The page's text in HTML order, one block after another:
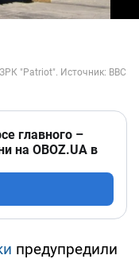
главного –
на OBOZ.UA в
предупредили